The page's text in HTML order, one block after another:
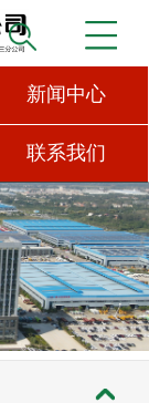
新闻中心
联系我们